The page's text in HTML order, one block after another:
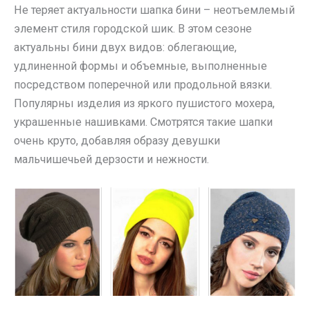
Не теряет актуальности шапка бини – неотъемлемый
элемент стиля городской шик. В этом сезоне
актуальны бини двух видов: облегающие,
удлиненной формы и объемные, выполненные
посредством поперечной или продольной вязки.
Популярны изделия из яркого пушистого мохера,
украшенные нашивками. Смотрятся такие шапки
очень круто, добавляя образу девушки
мальчишечьей дерзости и нежности.